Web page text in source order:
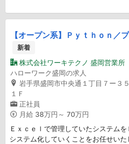
【オープン系】Ｐｙｔｈｏｎ／
新着
株式会社ワーキテクノ 盛岡営業所
ハローワーク盛岡の求人
岩手県盛岡市中央通１丁目７ー３
１Ｆ
正社員
月給 38万円～ 70万円
Ｅｘｃｅｌで管理していたシステム
システム化していくことをお任せい